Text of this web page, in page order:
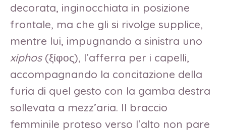
decorata, inginocchiata in posizione
frontale, ma che gli si rivolge supplice,
mentre lui, impugnando a sinistra uno
xiphos(ξίφος), l’afferra per i capelli,
accompagnando la concitazione della
furia di quel gesto con la gamba destra
sollevata a mezz’aria. Il braccio
femminile proteso verso l’alto non pare